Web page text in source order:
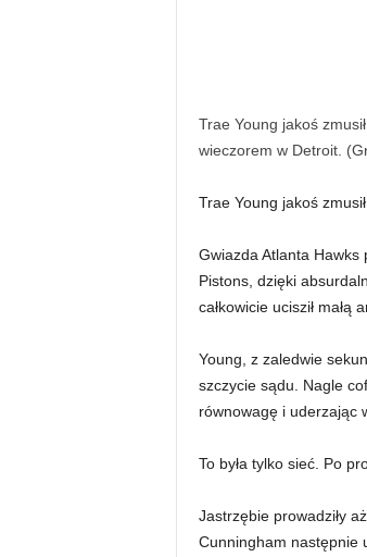
Trae Young jakoś
wieczorem w Detroit.
Trae Young jakoś
Gwiazda Atlanta Hawks
Pistons, dzięki
całkowicie ucisził małą
Young, z zaledwie
szczycie sądu. Nagle
równowagę i uderzając
To była tylko sieć. Po
Jastrzębie prowadziły
Cunningham następnie